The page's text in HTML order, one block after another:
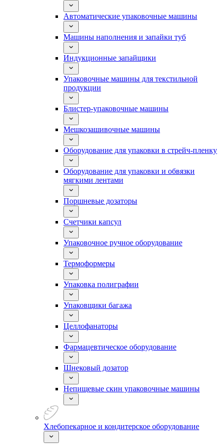
Автоматические упаковочные машины
Машины наполнения и запайки туб
Индукционные запайщики
Упаковочные машины для текстильной
продукции
Блистер-упаковочные машины
Мешкозашивочные машины
Оборудование для упаковки в стрейч-пленку
Оборудование для упаковки и обвязки
мягкими лентами
Поршневые дозаторы
Счетчики капсул
Упаковочное ручное оборудование
Термоформеры
Упаковка полиграфии
Упаковщики багажа
Целлофанаторы
Фармацевтическое оборудование
Шнековый дозатор
Непищевые скин упаковочные машины
Хлебопекарное и кондитерское оборудование